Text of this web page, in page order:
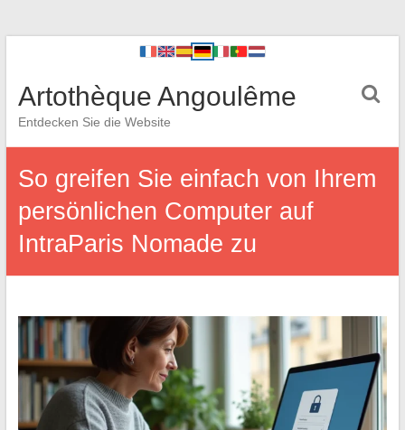
Artothèque Angoulême
Entdecken Sie die Website
So greifen Sie einfach von Ihrem
persönlichen Computer auf
IntraParis Nomade zu